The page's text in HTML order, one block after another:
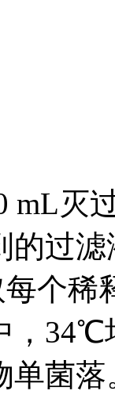
mL灭
的过
每个
，34℃
单菌落